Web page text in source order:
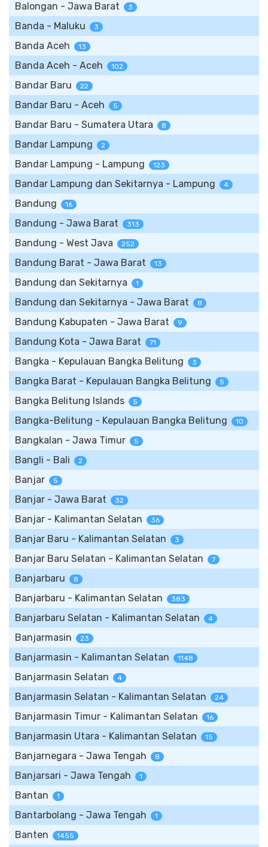
Balongan - Jawa Barat 3
Banda - Maluku 3
Banda Aceh 13
Banda Aceh - Aceh 102
Bandar Baru 22
Bandar Baru - Aceh 5
Bandar Baru - Sumatera Utara 8
Bandar Lampung 2
Bandar Lampung - Lampung 123
Bandar Lampung dan Sekitarnya - Lampung 4
Bandung 16
Bandung - Jawa Barat 313
Bandung - West Java 252
Bandung Barat - Jawa Barat 13
Bandung dan Sekitarnya 1
Bandung dan Sekitarnya - Jawa Barat 8
Bandung Kabupaten - Jawa Barat 9
Bandung Kota - Jawa Barat 71
Bangka - Kepulauan Bangka Belitung 3
Bangka Barat - Kepulauan Bangka Belitung 5
Bangka Belitung Islands 5
Bangka-Belitung - Kepulauan Bangka Belitung 10
Bangkalan - Jawa Timur 5
Bangli - Bali 2
Banjar 5
Banjar - Jawa Barat 32
Banjar - Kalimantan Selatan 36
Banjar Baru - Kalimantan Selatan 3
Banjar Baru Selatan - Kalimantan Selatan 7
Banjarbaru 8
Banjarbaru - Kalimantan Selatan 383
Banjarbaru Selatan - Kalimantan Selatan 4
Banjarmasin 23
Banjarmasin - Kalimantan Selatan 1148
Banjarmasin Selatan 4
Banjarmasin Selatan - Kalimantan Selatan 24
Banjarmasin Timur - Kalimantan Selatan 16
Banjarmasin Utara - Kalimantan Selatan 15
Banjarnegara - Jawa Tengah 8
Banjarsari - Jawa Tengah 1
Bantan 1
Bantarbolang - Jawa Tengah 1
Banten 1455